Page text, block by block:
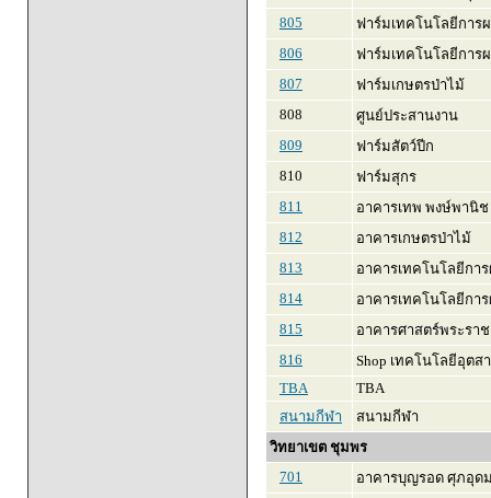
805
ฟาร์มเทคโนโลยีการ
806
ฟาร์มเทคโนโลยีการ
807
ฟาร์มเกษตรป่าไม้
808
ศูนย์ประสานงาน
809
ฟาร์มสัตว์ปีก
810
ฟาร์มสุกร
811
อาคารเทพ พงษ์พานิช
812
อาคารเกษตรป่าไม้
813
อาคารเทคโนโลยีกา
814
อาคารเทคโนโลยีกา
815
อาคารศาสตร์พระรา
816
Shop เทคโนโลยีอุตส
TBA
TBA
สนามกีฬา
สนามกีฬา
วิทยาเขต ชุมพร
701
อาคารบุญรอด ศุภอุด